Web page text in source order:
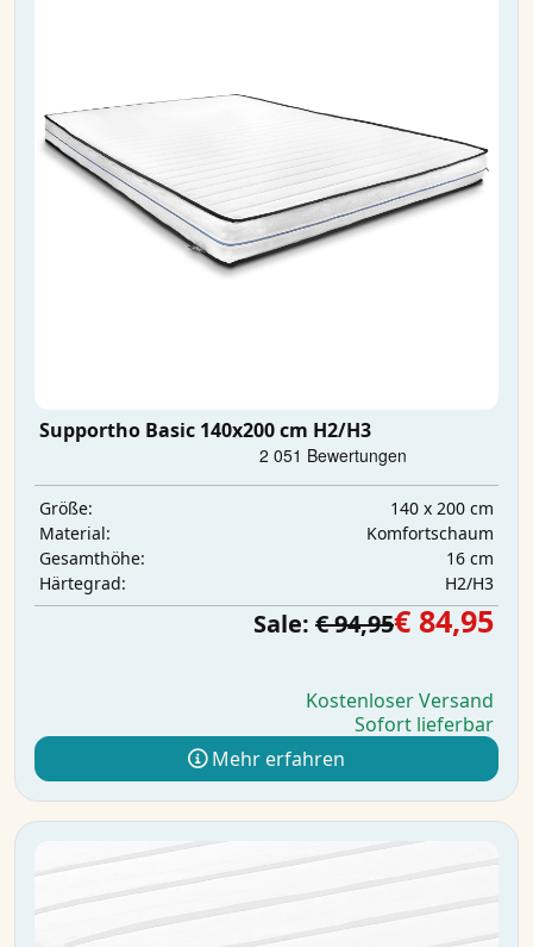
Supportho Basic 140x200 cm H2/H3
Größe:
140 x 200 cm
Material:
Komfortschaum
Gesamthöhe:
16 cm
Härtegrad:
H2/H3
Sale: € 94,95€ 84,95
Kostenloser Versand
Sofort lieferbar
Mehr erfahren